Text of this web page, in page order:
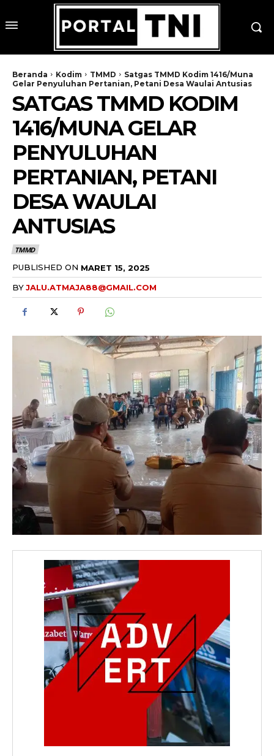
Beranda Kodim TMMD
Satgas TMMD Kodim 1416/Muna
Gelar Penyuluhan Pertanian, Petani Desa Waulai Antusias
SATGAS TMMD KODIM
1416/MUNA GELAR
PENYULUHAN
PERTANIAN, PETANI
DESA WAULAI
ANTUSIAS
TMMD
PUBLISHED ON MARET 15, 2025
BYJALU.ATMAJA88@GMAIL.COM